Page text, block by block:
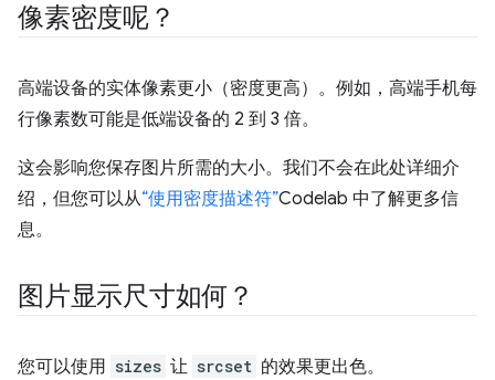
像素密度呢？
高端设备的实体像素更小（密度更高）。例如，高端手机每
行像素数可能是低端设备的 2 到 3 倍。
这会影响您保存图片所需的大小。我们不会在此处详细介
绍，但您可以从“使用密度描述符”Codelab 中了解更多信
息。
图片显示尺寸如何？
您可以使用 sizes 让 srcset 的效果更出色。